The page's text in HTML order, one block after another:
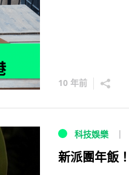
10 年前
科技娛樂
新派團年飯